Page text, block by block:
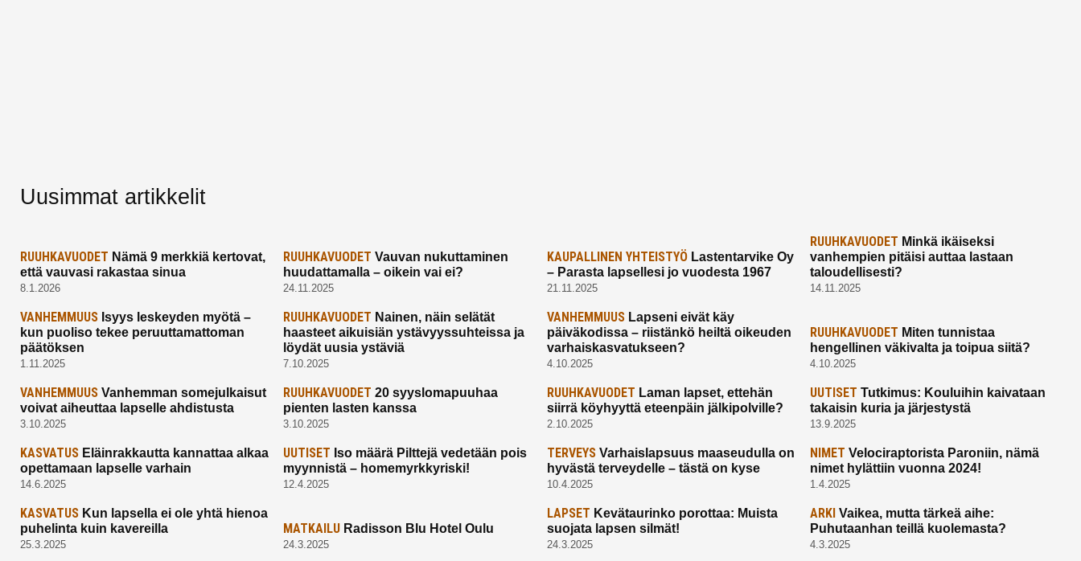
Uusimmat artikkelit
RUUHKAVUODET Nämä 9 merkkiä kertovat,
että vauvasi rakastaa sinua
8.1.2026
RUUHKAVUODET Vauvan nukuttaminen
huudattamalla – oikein vai ei?
24.11.2025
KAUPALLINEN YHTEISTYÖLastentarvike Oy
– Parasta lapsellesi jo vuodesta 1967
21.11.2025
RUUHKAVUODET Minkä ikäiseksi
vanhempien pitäisi auttaa lastaan
taloudellisesti?
14.11.2025
VANHEMMUUS Isyys leskeyden myötä –
kun puoliso tekee peruuttamattoman
päätöksen
1.11.2025
RUUHKAVUODET Nainen, näin selätät
haasteet aikuisiän ystävyyssuhteissa ja
löydät uusia ystäviä
7.10.2025
VANHEMMUUSLapseni eivät käy
päiväkodissa – riistänkö heiltä oikeuden
varhaiskasvatukseen?
4.10.2025
RUUHKAVUODET Miten tunnistaa
hengellinen väkivalta ja toipua siitä?
4.10.2025
VANHEMMUUS Vanhemman somejulkaisut
voivat aiheuttaa lapselle ahdistusta
3.10.2025
RUUHKAVUODET 20 syyslomapuuhaa
pienten lasten kanssa
3.10.2025
RUUHKAVUODET Laman lapset, ettehän
siirrä köyhyyttä eteenpäin jälkipolville?
2.10.2025
UUTISET Tutkimus: Kouluihin kaivataan
takaisin kuria ja järjestystä
13.9.2025
KASVATUS Eläinrakkautta kannattaa alkaa
opettamaan lapselle varhain
14.6.2025
UUTISET Iso määrä Pilttejä vedetään pois
myynnistä – homemyrkkyriski!
12.4.2025
TERVEYSVarhaislapsuus maaseudulla on
hyvästä terveydelle – tästä on kyse
10.4.2025
NIMET Velociraptorista Paroniin, nämä
nimet hylättiin vuonna 2024!
1.4.2025
KASVATUS Kun lapsella ei ole yhtä hienoa
puhelinta kuin kavereilla
25.3.2025
MATKAILU Radisson Blu Hotel Oulu
24.3.2025
LAPSET Kevätaurinko porottaa: Muista
suojata lapsen silmät!
24.3.2025
ARKI Vaikea, mutta tärkeä aihe:
Puhutaanhan teillä kuolemasta?
4.3.2025